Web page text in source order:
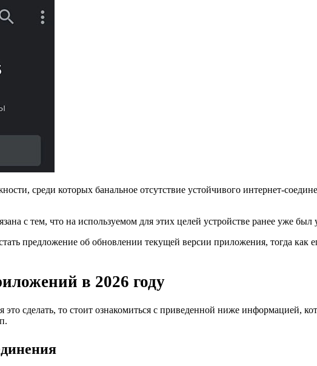
среди которых банальное отсутствие устойчивого интернет-
с тем, что на используемом для этих целей устройстве ранее уже был
предложение об обновлении текущей версии приложения, тогда как
в 2026 году
сделать, то стоит ознакомиться с приведенной ниже информацией,